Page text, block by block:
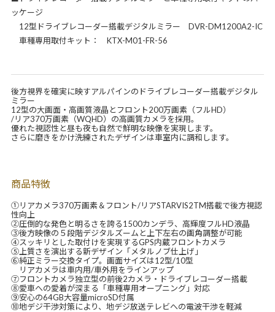
ッケージ
12型ドライブレコーダー搭載デジタルミラー DVR-DM1200A2-IC
車種専用取付キット： KTX-M01-FR-56
後方視界を確実に映すアルパインのドライブレコーダー搭載デジタル
ミラー
12型の大画面・高画質液晶とフロント200万画素（フルHD）
/リア370万画素（WQHD）の高画質カメラを採用。
優れた視認性と昼も夜も自然で鮮明な映像を実現します。
さらに磨きをかけ洗練されたデザインは車室内に調和します。
商品特徴
①リアカメラ370万画素＆フロント/リアSTARVIS2TM搭載で後方視認
性向上
②圧倒的な発色と明るさを誇る1500カンデラ、高輝度フルHD液晶
③後方映像の５段階デジタルズームと上下左右の画角調整が可能
④スッキリとした取付けを実現するGPS内蔵フロントカメラ
⑤上質さを演出する新デザイン「メタルノブ仕上げ」
⑥純正ミラー交換タイプ。画面サイズは12型/10型
リアカメラは車内用/車外用をラインアップ
⑦フロントカメラ独立型の前後2カメラ・ドライブレコーダー搭載
⑧愛車への愛着が深まる「車種専用オープニング」対応
⑨安心の64GB大容量microSD付属
⑩地デジ干渉対策により、地デジ放送テレビへの電波干渉を軽減